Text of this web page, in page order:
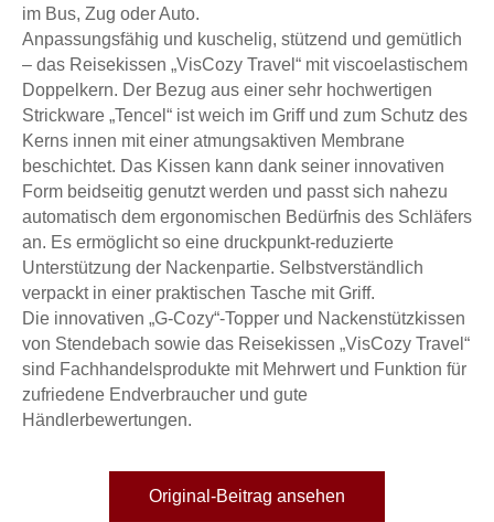
im Bus, Zug oder Auto.
Anpassungsfähig und kuschelig, stützend und gemütlich
– das Reisekissen „VisCozy Travel“ mit viscoelastischem
Doppelkern. Der Bezug aus einer sehr hochwertigen
Strickware „Tencel“ ist weich im Griff und zum Schutz des
Kerns innen mit einer atmungsaktiven Membrane
beschichtet. Das Kissen kann dank seiner innovativen
Form beidseitig genutzt werden und passt sich nahezu
automatisch dem ergonomischen Bedürfnis des Schläfers
an. Es ermöglicht so eine druckpunkt-reduzierte
Unterstützung der Nackenpartie. Selbstverständlich
verpackt in einer praktischen Tasche mit Griff.
Die innovativen „G-Cozy“-Topper und Nackenstützkissen
von Stendebach sowie das Reisekissen „VisCozy Travel“
sind Fachhandelsprodukte mit Mehrwert und Funktion für
zufriedene Endverbraucher und gute
Händlerbewertungen.
Original-Beitrag ansehen